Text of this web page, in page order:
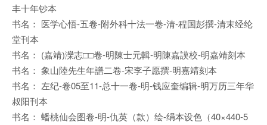
丰十年钞本
书名： 医学心悟-五卷-附外科十法一卷-清-程国彭撰-清末经纶
堂刊本
书名： (嘉靖)灤志□□卷-明陳士元輯-明陳嘉謨校-明嘉靖刻本
书名： 象山陸先生年譜二卷-宋李子愿撰-明嘉靖刻本
书名： 左纪-卷05至11-总十一卷-明-钱应奎编辑-明万历三年华
叔阳刊本
书名： 蟠桃仙会图卷-明-仇英（款）绘-绢本设色（40×440-5